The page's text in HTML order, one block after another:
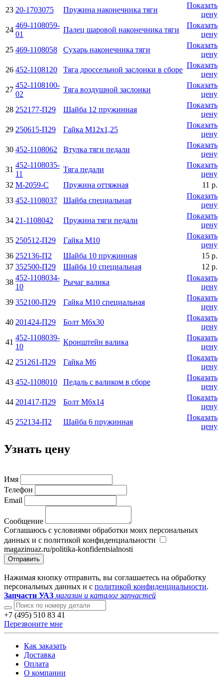
23 20-1703075 Пружина наконечника тяги
Показать
цену
24
469-1108059-
01
Палец шаровой наконечника тяги
Показать
цену
25 469-1108058 Сухарь наконечника тяги
Показать
цену
26 452-1108120 Тяга дроссельной заслонки в сборе
Показать
цену
27
452-1108100-
02
Тяга воздушной заслонки
Показать
цену
28 252177-П29 Шайба 12 пружинная
Показать
цену
29 250615-П29 Гайка М12х1,25
Показать
цену
30 452-1108062 Втулка тяги педали
Показать
цену
31
452-1108035-
11
Тяга педали
Показать
цену
32 М-2059-С Пружина оттяжная
11 р.
33 452-1108037 Шайба специальная
Показать
цену
34 21-1108042 Пружина тяги педали
Показать
цену
35 250512-П29 Гайка М10
Показать
цену
36 252136-П2 Шайба 10 пружинная
15 р.
37 352500-П29 Шайба 10 специальная
12 р.
38
452-1108034-
10
Рычаг валика
Показать
цену
39 352100-П29 Гайка М10 специальная
Показать
цену
40 201424-П29 Болт М6х30
Показать
цену
41
452-1108039-
10
Кронштейн валика
Показать
цену
42 251261-П29 Гайка М6
Показать
цену
43 452-1108010 Педаль с валиком в сборе
Показать
цену
44 201417-П29 Болт М6х14
Показать
цену
45 252134-П2 Шайба 6 пружинная
Показать
цену
Узнать цену
Имя
Телефон
Email
Сообщение
Соглашаюсь с условиями обработки моих персональных
данных и с политикой конфиденциальности
magazinuaz.ru/politika-konfidentsialnosti
Отправить
Нажимая кнопку отправить, вы соглашаетесь на обработку
персональных данных и с политикой конфиденциальности.
Запчасти УАЗ магазин и каталог запчастей
+7 (495) 510 83 41
Перезвоните мне
Как заказать
Доставка
Оплата
О компании